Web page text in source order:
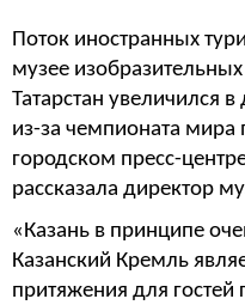
Поток иностранных
музее
Татарстан увеличился
из-за чемпионата
городском пресс-
рассказала директор
«Казань в принципе
Казанский Кремль
притяжения для